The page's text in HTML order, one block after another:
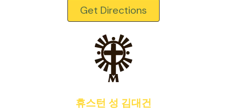
Get Directions
휴스턴 성 김대건